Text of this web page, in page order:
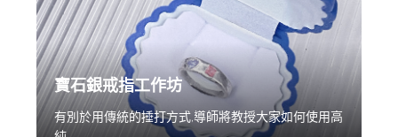
寶石銀戒指工作坊
有別於用傳統的捶打方式,導師將教授大家如何使用高